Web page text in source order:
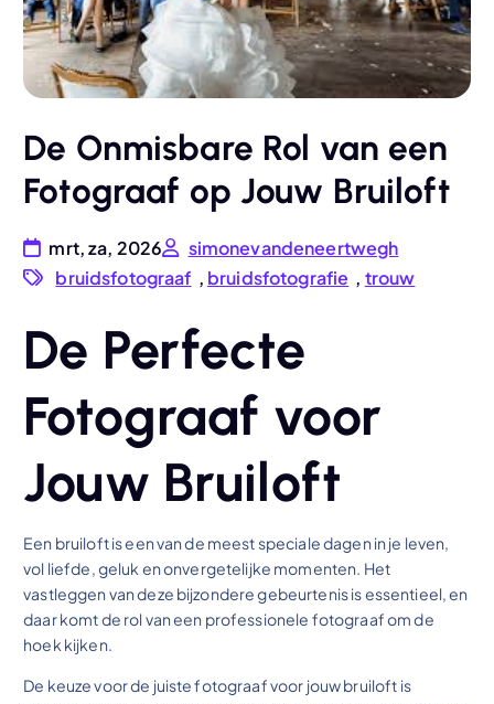
De Onmisbare Rol van een
Fotograaf op Jouw Bruiloft
mrt, za, 2026
simonevandeneertwegh
bruidsfotograaf , bruidsfotografie , trouw
De Perfecte
Fotograaf voor
Jouw Bruiloft
Een bruiloft is een van de meest speciale dagen in je leven,
vol liefde, geluk en onvergetelijke momenten. Het
vastleggen van deze bijzondere gebeurtenis is essentieel, en
daar komt de rol van een professionele fotograaf om de
hoek kijken.
De keuze voor de juiste fotograaf voor jouw bruiloft is